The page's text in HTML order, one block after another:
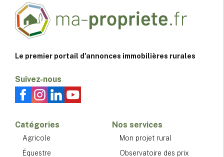
Le premier portail d'annonces immobilières rurales
Suivez-nous
Catégories
Agricole
Équestre
Nos services
Mon projet rural
Observatoire des prix